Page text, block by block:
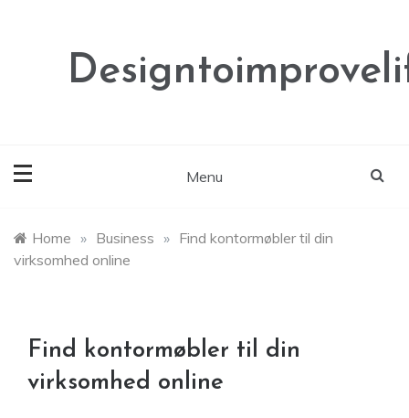
Menu
Home » Business » Find kontormøbler til din
virksomhed online
Find kontormøbler til din
virksomhed online